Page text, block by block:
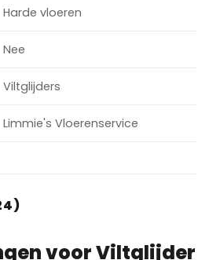
Harde vloeren
Nee
Viltglijders
Limmie's Vloerenservice
voorViltglijder